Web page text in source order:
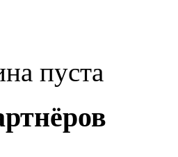
пуста